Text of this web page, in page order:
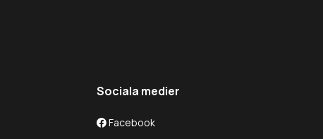
Sociala medier
Facebook